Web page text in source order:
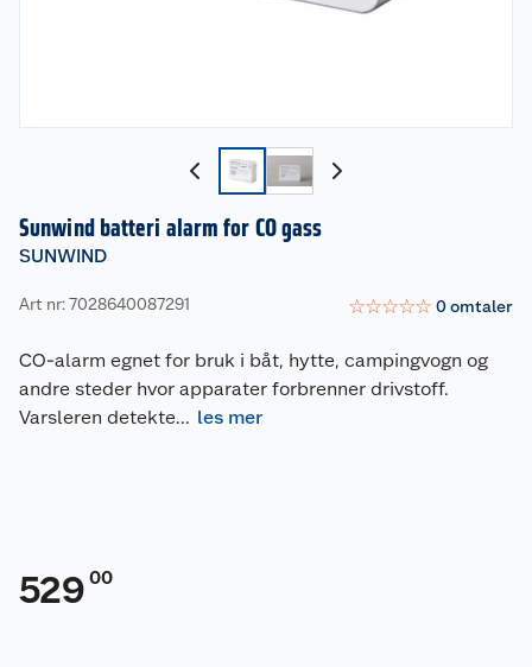
Sunwind batteri alarm for CO gass
SUNWIND
Art nr: 7028640087291 ☆☆☆☆☆ 0omtaler
CO-alarm egnet for bruk i båt, hytte, campingvogn og
andre steder hvor apparater forbrenner drivstoff.
Varsleren detekte... les mer
529 00